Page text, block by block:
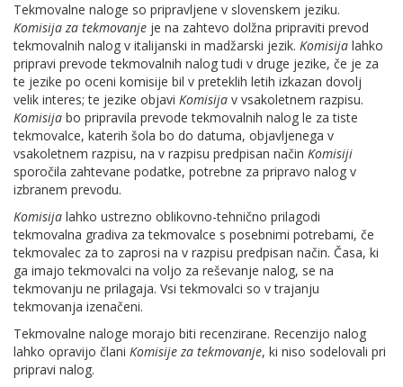
Tekmovalne naloge so pripravljene v slovenskem jeziku.
Komisija za tekmovanje je na zahtevo dolžna pripraviti prevod
tekmovalnih nalog v italijanski in madžarski jezik. Komisija lahko
pripravi prevode tekmovalnih nalog tudi v druge jezike, če je za
te jezike po oceni komisije bil v preteklih letih izkazan dovolj
velik interes; te jezike objavi Komisija v vsakoletnem razpisu.
Komisija bo pripravila prevode tekmovalnih nalog le za tiste
tekmovalce, katerih šola bo do datuma, objavljenega v
vsakoletnem razpisu, na v razpisu predpisan način Komisiji
sporočila zahtevane podatke, potrebne za pripravo nalog v
izbranem prevodu.
Komisija lahko ustrezno oblikovno-tehnično prilagodi
tekmovalna gradiva za tekmovalce s posebnimi potrebami, če
tekmovalec za to zaprosi na v razpisu predpisan način. Časa, ki
ga imajo tekmovalci na voljo za reševanje nalog, se na
tekmovanju ne prilagaja. Vsi tekmovalci so v trajanju
tekmovanja izenačeni.
Tekmovalne naloge morajo biti recenzirane. Recenzijo nalog
lahko opravijo člani Komisije za tekmovanje, ki niso sodelovali pri
pripravi nalog.